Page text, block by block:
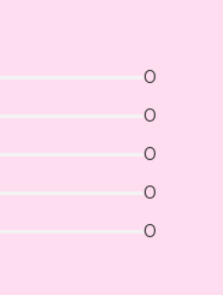
0
0
0
0
0